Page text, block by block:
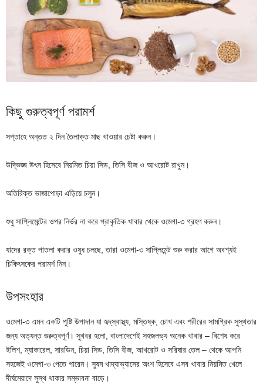
কিছু গুরুত্বপূর্ণ পরামর্শ
সপ্তাহে অন্তত ২ দিন তৈলাক্ত মাছ খাওয়ার চেষ্টা করুন।
উদ্ভিজ্জ উৎস হিসেবে নিয়মিত চিয়া সিড, তিসি বীজ ও আখরোট রাখুন।
অতিরিক্ত ভাজাপোড়া এড়িয়ে চলুন।
শুধু সাপ্লিমেন্টের ওপর নির্ভর না করে প্রাকৃতিক খাবার থেকে ওমেগা-৩ গ্রহণ করুন।
যাদের রক্ত পাতলা করার ওষুধ চলছে, তারা ওমেগা-৩ সাপ্লিমেন্ট শুরু করার আগে অবশ্যই
চিকিৎসকের পরামর্শ নিন।
উপসংহার
ওমেগা-৩ এমন একটি পুষ্টি উপাদান যা হৃদ্‌স্বাস্থ্য, মস্তিষ্ক, চোখ এবং শরীরের সামগ্রিক সুস্থতার
জন্য অত্যন্ত গুরুত্বপূর্ণ। সুখবর হলো, বাংলাদেশেই সহজলভ্য অনেক খাবার – বিশেষ করে
ইলিশ, ম্যাকারেল, সারডিন, চিয়া সিড, তিসি বীজ, আখরোট ও সরিষার তেল – থেকে আপনি
সহজেই ওমেগা-৩ পেতে পারেন। সুষম খাদ্যাভ্যাসের অংশ হিসেবে এসব খাবার নিয়মিত খেলে
দীর্ঘমেয়াদে সুস্থ থাকার সম্ভাবনা বাড়ে।